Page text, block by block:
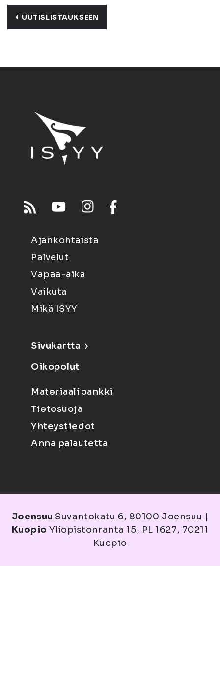
UUTISLISTAUKSEEN
Ajankohtaista
Palvelut
Vapaa-aika
Vaikuta
Mikä ISYY
Sivukartta
Oikopolut
Materiaalipankki
Tietosuoja
Yhteystiedot
Anna palautetta
Joensuu Suvantokatu 6, 80100 Joensuu |
Kuopio Yliopistonranta 15, PL 1627, 70211
Kuopio